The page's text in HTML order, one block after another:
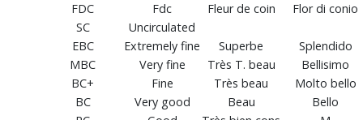
FDC
Fdc Fleur de coin
Flor di conio
SC
Uncirculated
EBC
Extremely fine Superbe
Splendido
MBC
Very fine Très T. beau
Bellisimo
BC+
Fine Très beau
Molto bello
BC
Very good Beau
Bello